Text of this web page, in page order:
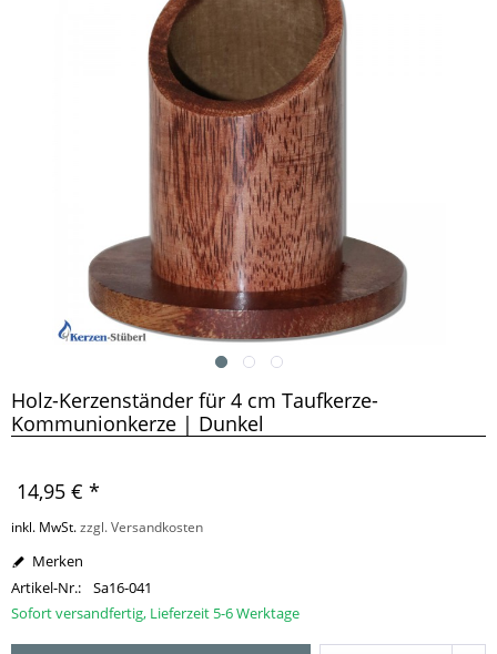
Holz-Kerzenständer für 4 cm Taufkerze-
Kommunionkerze | Dunkel
14,95 € *
inkl. MwSt.zzgl. Versandkosten
Merken
Artikel-Nr.:
Sa16-041
Sofort versandfertig, Lieferzeit 5-6 Werktage